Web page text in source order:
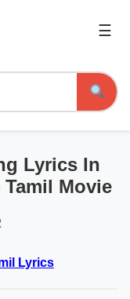
☰
Lyrics In
Movie
Lyrics